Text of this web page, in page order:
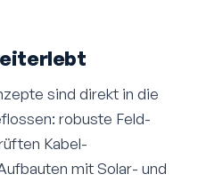
sind direkt in die
robuste Feld­
Kabel­
mit Solar- und